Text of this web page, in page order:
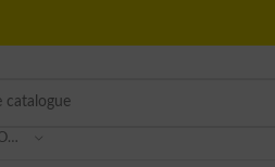
CHOISIR UNE CATÉGORIE